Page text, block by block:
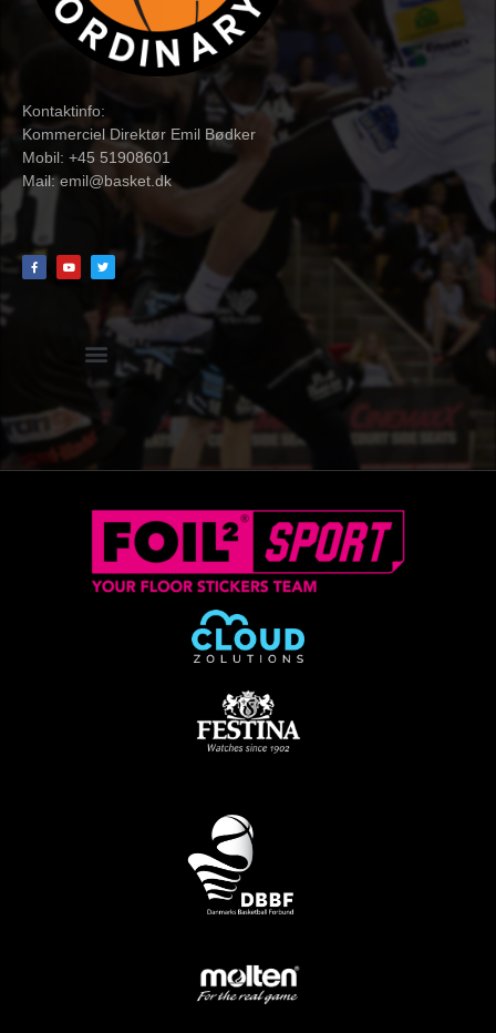
Kontaktinfo:
Kommerciel Direktør Emil Bødker
Mobil: +45 51908601
Mail:emil@basket.dk